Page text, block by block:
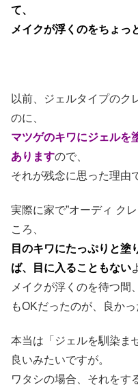
て、
メイクが浮くのをちょっ
以前、ジェルタイプのク
のに、
マツゲのキワにジェルを
ありますので、
それが残念に思った理由
実際に家で”オーディ ク
ころ、
目のキワにたっぷりと塗
ば、目に入ることもない
メイクが浮くのを待つ間
もOKだったのが、良かっ
本当は「ジェルを馴染ま
良いみたいですが。
ワタシの場合、それをす